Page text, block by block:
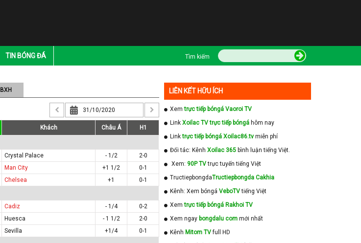
TIN BÓNG ĐÁ Tìm kiếm
BXH
Khách Châu Á H1
Crystal Palace - 1/2
2-0
Man City +1 1/2
0-1
Chelsea +1
0-1
Cadiz - 1/4
0-2
Huesca - 1 1/2
2-0
Sevilla +1/4
0-1
LIÊN KẾT HỮU ÍCH
Xemtrực tiếp bóngá Vaoroi TV
Link Xoilac TV trực tiếp bóngá hôm nay
Linktrực tiếp bóngá Xoilac86.tv miễn phí
Đối tác: Kênh Xoilac 365 bình luận tiếng Việt.
Xem: 90P TVtrực tuyến tiếng Việt
TructiepbongdaTructiepbongda Cakhia
Kênh: Xem bóngá VeboTVtiếng Việt
Xemtrực tiếp bóngá Rakhoi TV
Xem ngay bongdalu com mới nhất
Kênh Mitom TVfull HD